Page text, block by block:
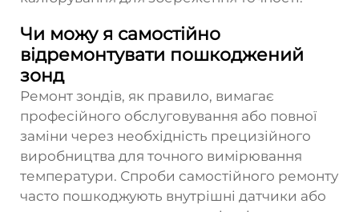
Чи можу я самостійно
відремонтувати пошкоджений
зонд
Ремонт зондів, як правило, вимагає
професійного обслуговування або повної
заміни через необхідність прецизійного
виробництва для точного вимірювання
температури. Спроби самостійного ремонту
часто пошкоджують внутрішні датчики або